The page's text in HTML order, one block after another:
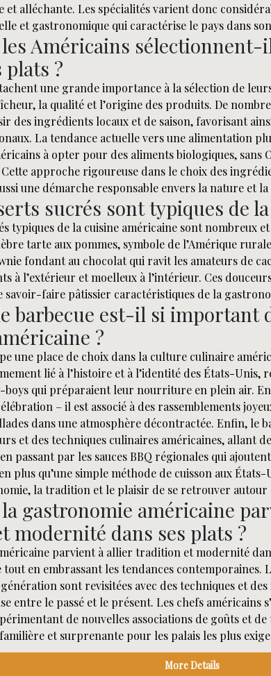
et alléchante. Les spécialités varient donc
et gastronomique qui caractérise le pays dans
Américains
?
une grande importance à la sélection de
la qualité et l’origine des produits. De
des ingrédients locaux et de saison, favorisant
La tendance actuelle vers une alimentation
à opter pour des aliments biologiques, sans
approche rigoureuse dans le choix des
une démarche responsable envers la nature et la
sucrés sont typiques de
typiques de la cuisine américaine sont nombreux
tarte aux pommes, symbole de l’Amérique
fondant au chocolat qui ravit les amateurs de
à l’extérieur et moelleux à l’intérieur. Ces
savoir-faire pâtissier caractéristiques de la
barbecue est-il si important
?
une place de choix dans la culture culinaire
lié à l’histoire et à l’identité des États-
boys qui préparaient leur nourriture en plein air.
– il est associé à des rassemblements
dans une atmosphère décontractée. Enfin, le
et des techniques culinaires américaines, allant
passant par les sauces BBQ régionales qui
plus qu’une simple méthode de cuisson aux
la tradition et le plaisir de se retrouver autour
gastronomie américaine
modernité dans ses plats ?
parvient à allier tradition et modernité
en embrassant les tendances contemporaines.
sont revisitées avec des techniques et
entre le passé et le présent. Les chefs américains
de nouvelles associations de goûts et
et surprenante pour les palais les plus
More Details